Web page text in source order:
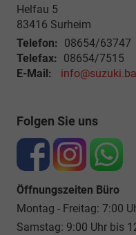
Helfau 5
83416 Surheim
Telefon: 08654/63747
Telefax: 08654/7515
E-Mail:
Folgen Sie uns
Öffnungszeiten Büro
Montag - Freitag: 7:00
Samstag: 9:00 Uhr bis